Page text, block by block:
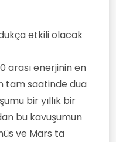
etkili olacak
arası enerjinin en
tam saatinde dua
bir yıllık bir
bu kavuşumun
ve Mars ta